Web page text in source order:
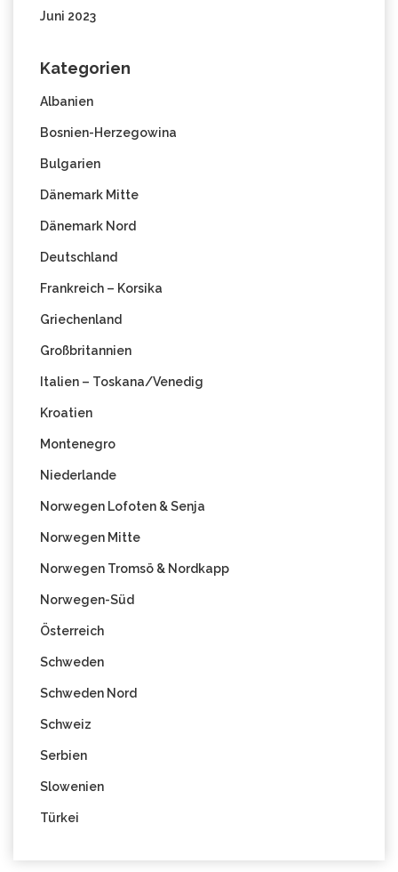
Juni 2023
Kategorien
Albanien
Bosnien-Herzegowina
Bulgarien
Dänemark Mitte
Dänemark Nord
Deutschland
Frankreich – Korsika
Griechenland
Großbritannien
Italien – Toskana/Venedig
Kroatien
Montenegro
Niederlande
Norwegen Lofoten & Senja
Norwegen Mitte
Norwegen Tromsö & Nordkapp
Norwegen-Süd
Österreich
Schweden
Schweden Nord
Schweiz
Serbien
Slowenien
Türkei